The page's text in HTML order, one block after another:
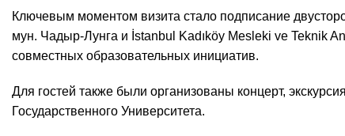
Ключевым моментом визита стало подписание
мун. Чадыр-Лунга и İstanbul Kadıköy Mesleki ve Teknik
совместных образовательных инициатив.
Для гостей также были организованы концерт,
Государственного Университета.